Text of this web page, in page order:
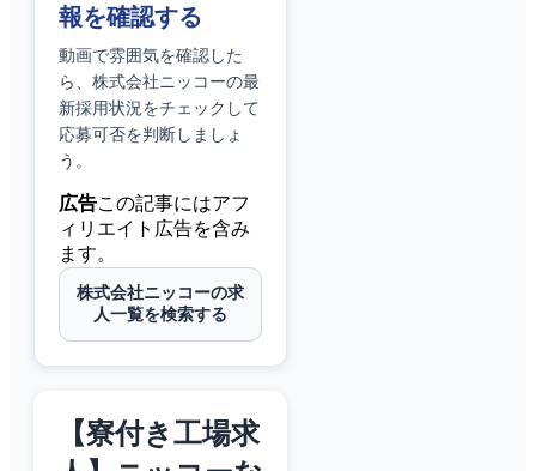
報を確認する
動画で雰囲気を確認した
ら、 株式会社ニッコーの最
新採用状況をチェックして
応募可否を判断しましょ
う。
広告この記事にはアフ
ィリエイト広告を含み
ます。
株式会社ニッコーの求
人一覧を検索する
【寮付き工場求